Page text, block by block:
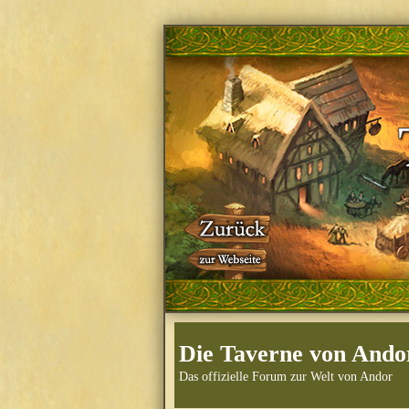
Die Taverne von
Das offizielle Forum zur Welt von Andor